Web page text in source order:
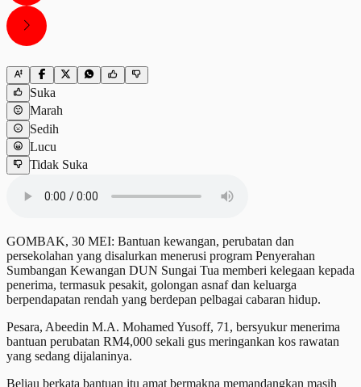
Suka
Marah
Sedih
Lucu
Tidak Suka
GOMBAK, 30 MEI: Bantuan kewangan, perubatan dan
persekolahan yang disalurkan menerusi program Penyerahan
Sumbangan Kewangan DUN Sungai Tua memberi kelegaan kepada
penerima, termasuk pesakit, golongan asnaf dan keluarga
berpendapatan rendah yang berdepan pelbagai cabaran hidup.
Pesara, Abeedin M.A. Mohamed Yusoff, 71, bersyukur menerima
bantuan perubatan RM4,000 sekali gus meringankan kos rawatan
yang sedang dijalaninya.
Beliau berkata bantuan itu amat bermakna memandangkan masih